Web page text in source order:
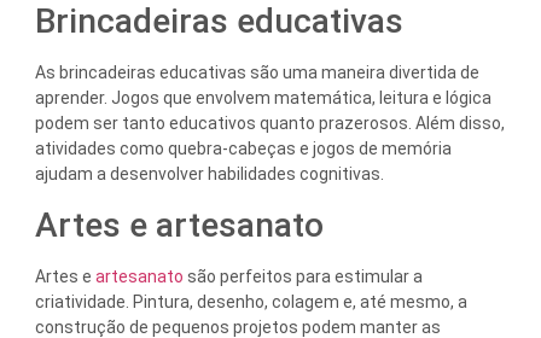
Brincadeiras educativas
As brincadeiras educativas são uma maneira divertida de
aprender. Jogos que envolvem matemática, leitura e lógica
podem ser tanto educativos quanto prazerosos. Além disso,
atividades como quebra-cabeças e jogos de memória
ajudam a desenvolver habilidades cognitivas.
Artes e artesanato
Artes e artesanato são perfeitos para estimular a
criatividade. Pintura, desenho, colagem e, até mesmo, a
construção de pequenos projetos podem manter as